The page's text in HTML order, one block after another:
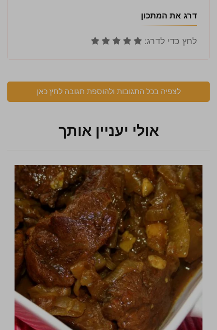
דרג את המתכון
לצפיה בכל התגובות ולהוספת תגובה לחץ כאן
אולי יעניין אותך